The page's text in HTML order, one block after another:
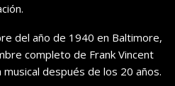
del año de 1940 en Baltimore,
completo de Frank Vincent
después de los 20 años.